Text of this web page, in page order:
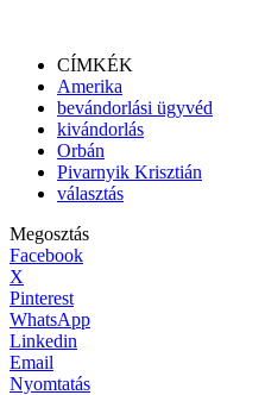
CÍMKÉK
Amerika
bevándorlási ügyvéd
kivándorlás
Orbán
Pivarnyik Krisztián
választás
Megosztás
Facebook
X
Pinterest
WhatsApp
Linkedin
Email
Nyomtatás